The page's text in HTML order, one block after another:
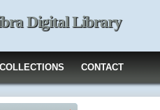
Digital Library
COLLECTIONS CONTACT